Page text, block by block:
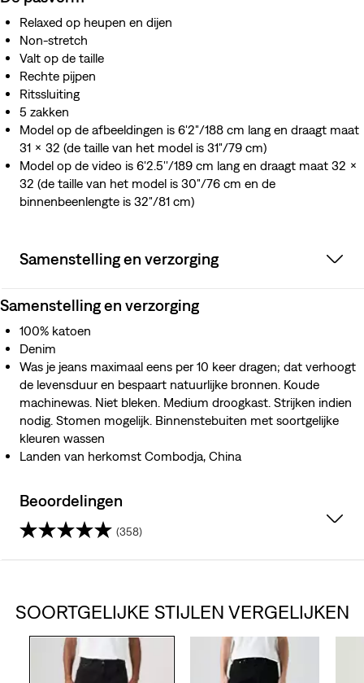
Relaxed op heupen en dijen
Non-stretch
Valt op de taille
Rechte pijpen
Ritssluiting
5 zakken
Model op de afbeeldingen is 6'2"/188 cm lang en draagt maat
31 x 32 (de taille van het model is 31"/79 cm)
Model op de video is 6'2.5''/189 cm lang en draagt maat 32 x
32 (de taille van het model is 30"/76 cm en de
binnenbeenlengte is 32"/81 cm)
Samenstelling en verzorging
Samenstelling en verzorging
100% katoen
Denim
Was je jeans maximaal eens per 10 keer dragen; dat verhoogt
de levensduur en bespaart natuurlijke bronnen. Koude
machinewas. Niet bleken. Medium droogkast. Strijken indien
nodig. Stomen mogelijk. Binnenstebuiten met soortgelijke
kleuren wassen
Landen van herkomst Combodja, China
Beoordelingen
(358)
de
sterren.
SOORTGELIJKE STIJLEN VERGELIJKEN